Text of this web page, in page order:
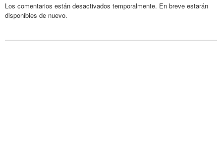
Los comentarios están desactivados temporalmente. En breve estarán
disponibles de nuevo.